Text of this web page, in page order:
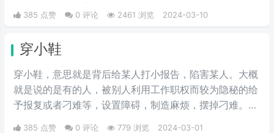
圣费尔南多谷地富家女的典型）。或者说得难听点，就是
形容波大无脑又拜金虚荣的金发妹，一般被如此称呼的女
娘。
385 点赞 0 评论 2461 浏览 2024-03-10
穿小鞋
穿小鞋，意思就是背后给某人打小报告，陷害某人。大概
就是说的是有的人，被别人利用工作职权而较为隐秘的给
予报复或者刁难等，设置障碍，制造麻烦，摆掉刁难。一
般最常见的比如工作中被打小报告等。
385 点赞 0 评论 779 浏览 2024-03-01